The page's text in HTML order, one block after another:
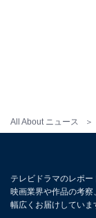
All About ニュース
テレビドラマのレポ
映画業界や作品の考
幅広くお届けしていま